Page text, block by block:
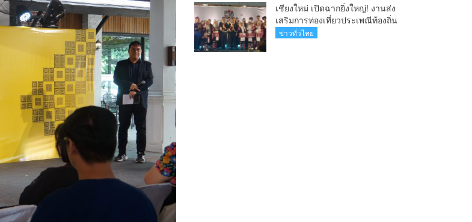
เชียงใหม่ เปิดฉากยิ่งใหญ่! งานส่ง
เสริมการท่องเที่ยวประเพณีท้องถิ่น
วิถีชาติพันธุ์ล้านนา(คลิป)
ข่าวทั่วไทย